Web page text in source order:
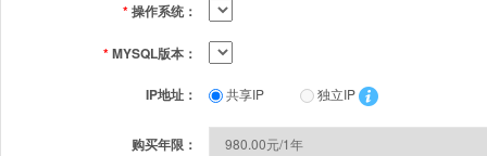
*操作系统：
*MYSQL版本：
IP地址： 共享IP 独立IP
购买年限：